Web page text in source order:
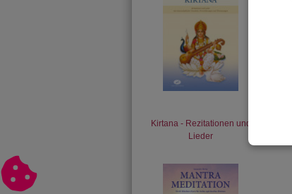
Kirtana - Rezitationen und
Lieder